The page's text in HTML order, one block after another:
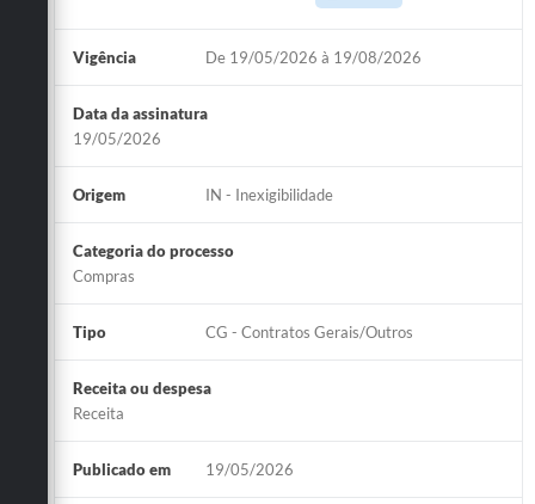
Vigência De 19/05/2026 à 19/08/2026
Data da assinatura
19/05/2026
Origem IN - Inexigibilidade
Categoria do processo
Compras
Tipo CG - Contratos Gerais/Outros
Receita ou despesa
Receita
Publicado em 19/05/2026